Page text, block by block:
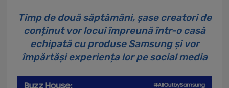
Timp de două săptămâni, șase creatori de
conținut vor locui împreună într-o casă
echipată cu produse Samsung și vor
împărtăși experiența lor pe social media